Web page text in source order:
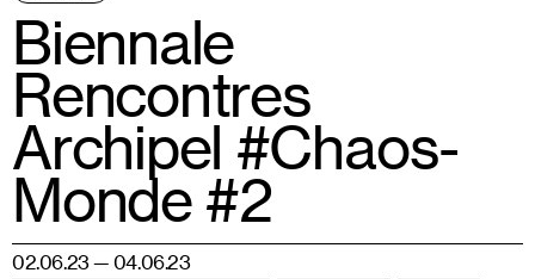
Biennale
Rencontres
Archipel #Chaos-
Monde #2
02.06.23 — 04.06.23